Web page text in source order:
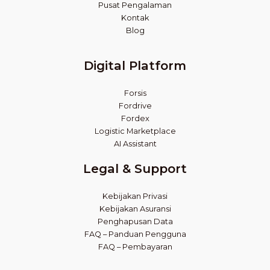
Pusat Pengalaman
Kontak
Blog
Digital Platform
Forsis
Fordrive
Fordex
Logistic Marketplace
AI Assistant
Legal & Support
Kebijakan Privasi
Kebijakan Asuransi
Penghapusan Data
FAQ – Panduan Pengguna
FAQ – Pembayaran